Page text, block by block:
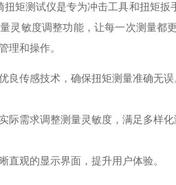
扭矩测试仪是专为冲击工具和扭矩
灵敏度调整功能，让每一次测量都
理和操作。
良传感技术，确保扭矩测量准确无误
际需求调整测量灵敏度，满足多样化
直观的显示界面，提升用户体验。